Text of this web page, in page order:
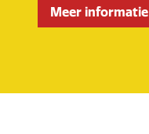
Meer informatie